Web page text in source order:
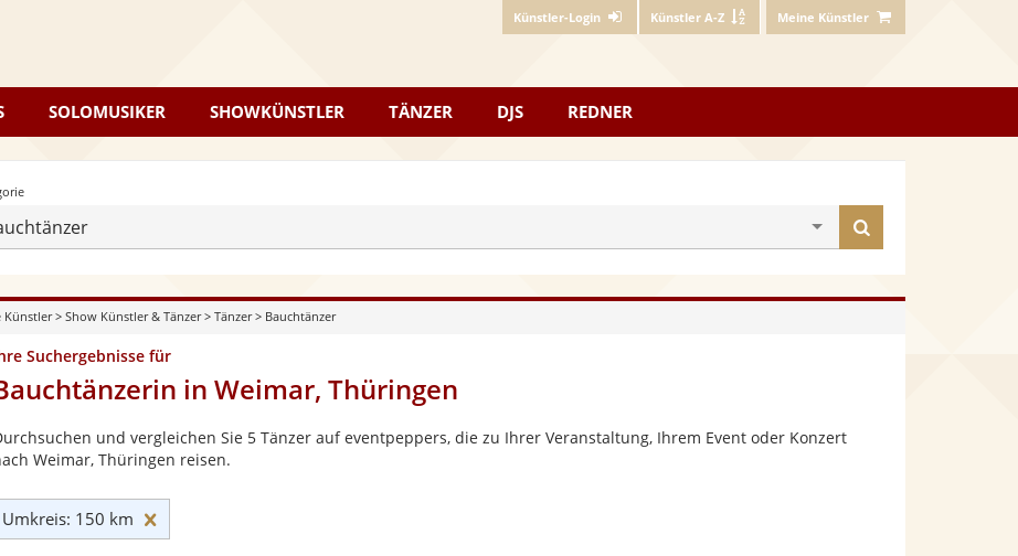
Künstler-Login Künstler A-Z Meine Künstler
SOLOMUSIKER SHOWKÜNSTLER TÄNZER DJS REDNER
finden
Künstler> Show Künstler & Tänzer> Tänzer> Bauchtänzer
Suchergebnisse für
in Weimar, Thüringen
und vergleichen Sie 5 Tänzer auf eventpeppers, die zu Ihrer Veranstaltung, Ihrem Event oder Konzert
Weimar, Thüringen reisen.
Umkreis: 150 km